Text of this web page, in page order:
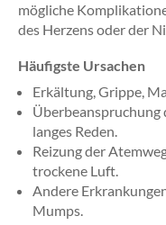
mögliche
des Herzens oder der
Häufigste Ursachen
Erkältung, Grippe,
Überbeanspruchung
langes Reden.
Reizung der
trockene Luft.
Andere
Mumps.